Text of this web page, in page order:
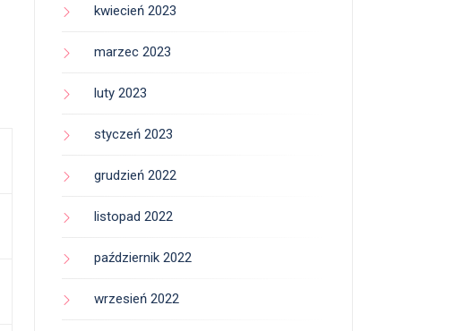
kwiecień 2023
marzec 2023
luty 2023
styczeń 2023
grudzień 2022
listopad 2022
październik 2022
wrzesień 2022